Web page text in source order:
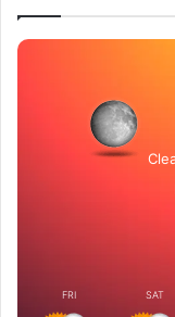
FRI SAT